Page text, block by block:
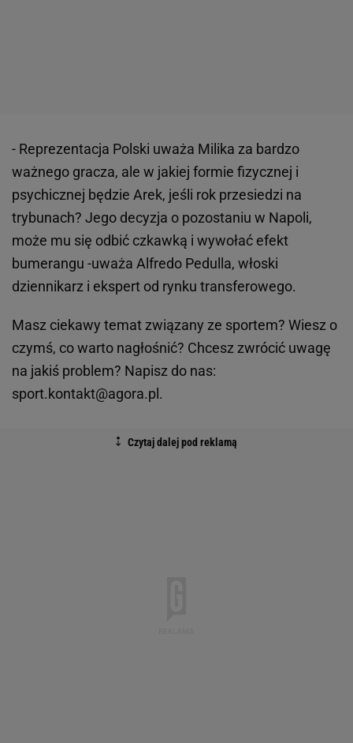
- Reprezentacja Polski uważa Milika za bardzo
ważnego gracza, ale w jakiej formie fizycznej i
psychicznej będzie Arek, jeśli rok przesiedzi na
trybunach? Jego decyzja o pozostaniu w Napoli,
może mu się odbić czkawką i wywołać efekt
bumerangu -uważa Alfredo Pedulla, włoski
dziennikarz i ekspert od rynku transferowego.
Masz ciekawy temat związany ze sportem? Wiesz o
czymś, co warto nagłośnić? Chcesz zwrócić uwagę
na jakiś problem? Napisz do nas:
sport.kontakt@agora.pl.